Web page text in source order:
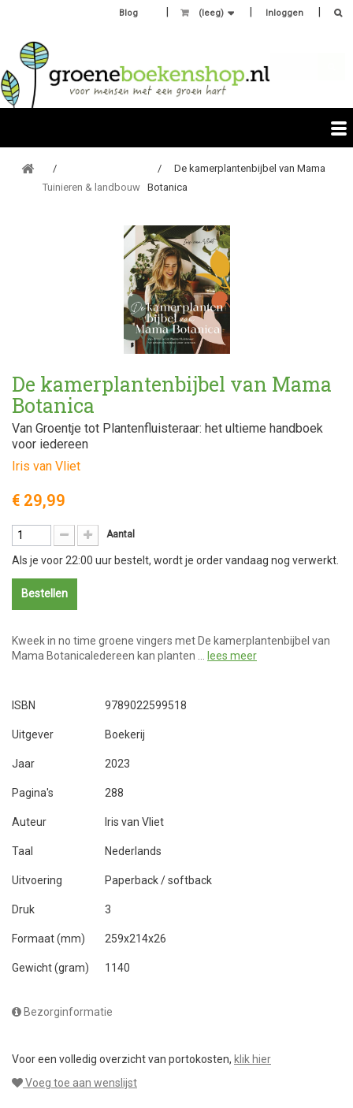
Inloggen
(leeg)
Blog
Tuinieren & landbouw
De kamerplantenbijbel van Mama
Botanica
De kamerplantenbijbel van Mama
Botanica
Van Groentje tot Plantenfluisteraar: het ultieme handboek
voor iedereen
Iris van Vliet
€ 29,99
Aantal
Als je voor 22:00 uur bestelt, wordt je order vandaag nog verwerkt.
Bestellen
Kweek in no time groene vingers met De kamerplantenbijbel van
Mama BotanicaIedereen kan planten … lees meer
ISBN 9789022599518
Uitgever Boekerij
Jaar 2023
Pagina's 288
Auteur Iris van Vliet
Taal Nederlands
Uitvoering Paperback / softback
Druk 3
Formaat (mm) 259x214x26
Gewicht (gram) 1140
Bezorginformatie
Voor een volledig overzicht van portokosten, klik hier
Voeg toe aan wenslijst